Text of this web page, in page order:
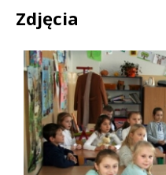
Treść
Zdjęcia